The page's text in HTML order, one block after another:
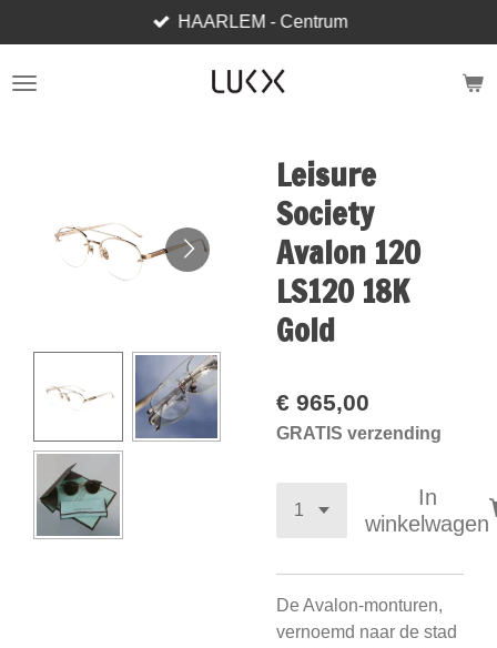
direct
naar
HAARLEM - Centrum
Leisure
Society
Avalon 120
LS120 18K
Gold
€ 965,00
GRATIS verzending
In
winkelwagen
De Avalon-monturen,
vernoemd naar de stad